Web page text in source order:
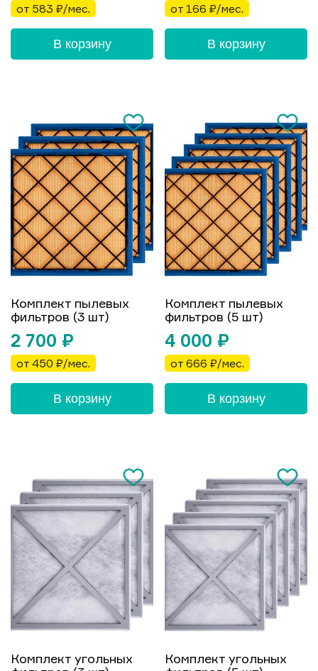
от 583 ₽/мес.
В корзину
от 166 ₽/мес.
В корзину
Комплект пылевых
фильтров (3 шт)
2 700 ₽
от 450 ₽/мес.
В корзину
Комплект пылевых
фильтров (5 шт)
4 000 ₽
от 666 ₽/мес.
В корзину
Комплект угольных
Комплект угольных